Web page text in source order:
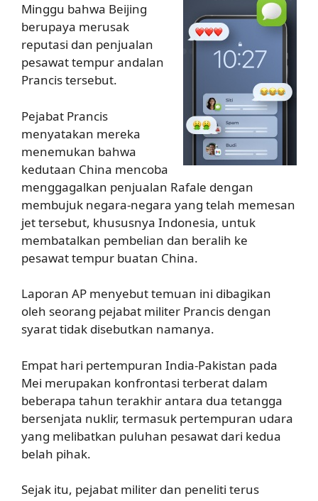
Minggu bahwa Beijing
berupaya merusak
reputasi dan penjualan
pesawat tempur andalan
Prancis tersebut.
Pejabat Prancis
menyatakan mereka
menemukan bahwa
kedutaan China mencoba
menggagalkan penjualan Rafale dengan
membujuk negara-negara yang telah memesan
jet tersebut, khususnya Indonesia, untuk
membatalkan pembelian dan beralih ke
pesawat tempur buatan China.
Laporan AP menyebut temuan ini dibagikan
oleh seorang pejabat militer Prancis dengan
syarat tidak disebutkan namanya.
Empat hari pertempuran India-Pakistan pada
Mei merupakan konfrontasi terberat dalam
beberapa tahun terakhir antara dua tetangga
bersenjata nuklir, termasuk pertempuran udara
yang melibatkan puluhan pesawat dari kedua
belah pihak.
Sejak itu, pejabat militer dan peneliti terus